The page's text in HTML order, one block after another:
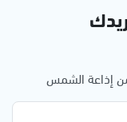
إذاعة الشمس